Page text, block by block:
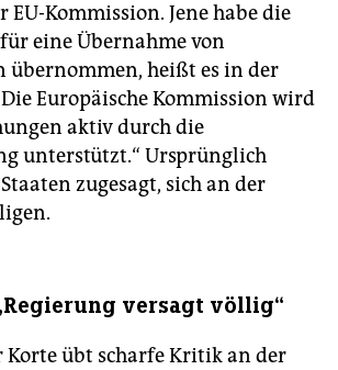
Kommission. Jene habe die
eine Übernahme von
heißt es in der
Europäische Kommission wird
aktiv durch die
unterstützt.“ Ursprünglich
zugesagt, sich an der
versagt völlig“
übt scharfe Kritik an der